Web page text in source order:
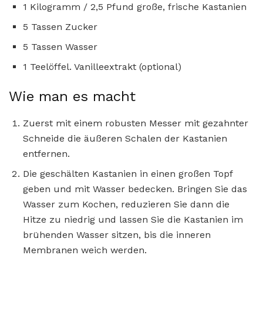
1 Kilogramm / 2,5 Pfund große, frische Kastanien
5 Tassen Zucker
5 Tassen Wasser
1 Teelöffel. Vanilleextrakt (optional)
Wie man es macht
Zuerst mit einem robusten Messer mit gezahnter
Schneide die äußeren Schalen der Kastanien
entfernen.
Die geschälten Kastanien in einen großen Topf
geben und mit Wasser bedecken. Bringen Sie das
Wasser zum Kochen, reduzieren Sie dann die
Hitze zu niedrig und lassen Sie die Kastanien im
brühenden Wasser sitzen, bis die inneren
Membranen weich werden.